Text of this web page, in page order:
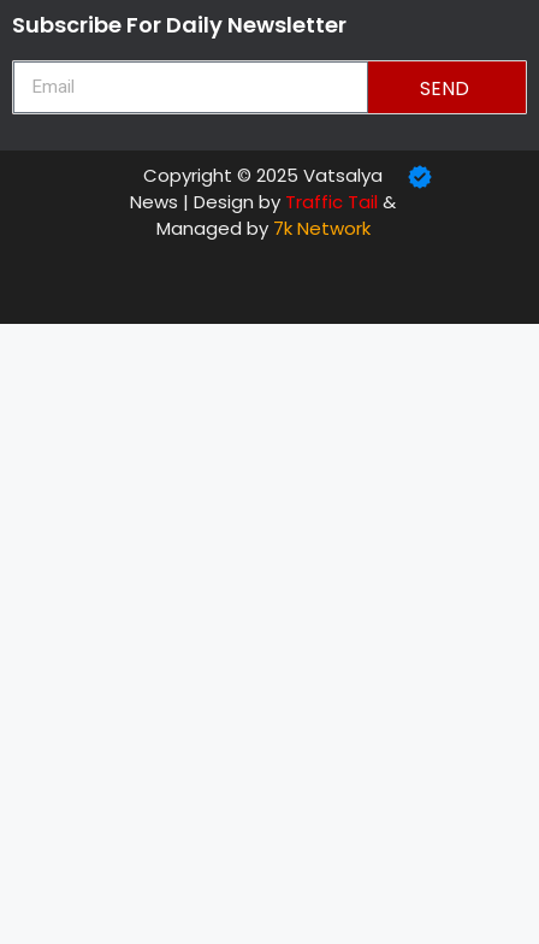
Subscribe For Daily Newsletter
SEND
Copyright © 2025 Vatsalya
News | Design by Traffic Tail&
Managed by 7k Network